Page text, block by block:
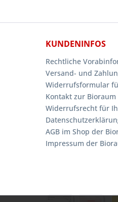
KUNDENINFOS
Rechtliche
Versand- und
Widerrufsformular
Kontakt zur Bioraum
Widerrufsrecht für
AGB im Shop der
Impressum der